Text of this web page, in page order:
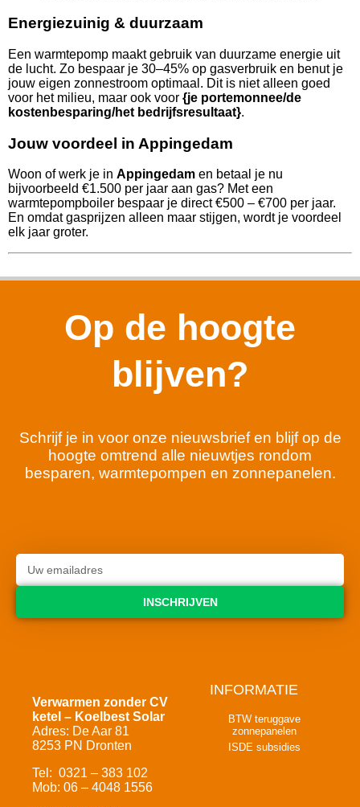
Energiezuinig & duurzaam
Een warmtepomp maakt gebruik van duurzame energie uit
de lucht. Zo bespaar je 30–45% op gasverbruik en benut je
jouw eigen zonnestroom optimaal. Dit is niet alleen goed
voor het milieu, maar ook voor {je portemonnee/de
kostenbesparing/het bedrijfsresultaat}.
Jouw voordeel in Appingedam
Woon of werk je in Appingedam en betaal je nu
bijvoorbeeld €1.500 per jaar aan gas? Met een
warmtepompboiler bespaar je direct €500 – €700 per jaar.
En omdat gasprijzen alleen maar stijgen, wordt je voordeel
elk jaar groter.
Op de hoogte
blijven?
Schrijf je in voor onze nieuwsbrief en blijf op de
hoogte omtrend alle nieuwtjes rondom
besparen, warmtepompen en zonnepanelen.
INSCHRIJVEN
Verwarmen zonder CV
ketel – Koelbest Solar
Adres: De Aar 81
8253 PN Dronten
Tel: 0321 – 383 102
Mob: 06 – 4048 1556
INFORMATIE
BTW teruggave
zonnepanelen
ISDE subsidies